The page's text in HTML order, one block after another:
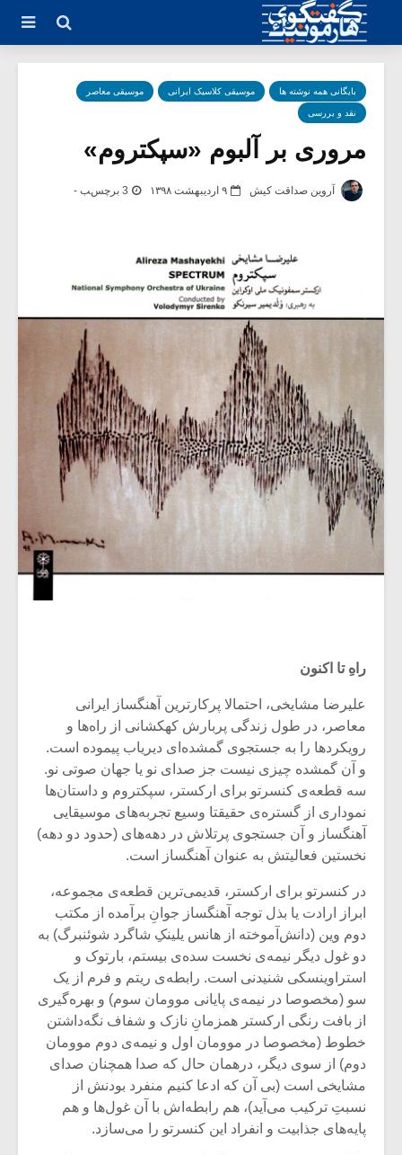
بایگانی همه نوشته ها موسیقی کلاسیک ایرانی موسیقی معاصر
نقد و بررسی
مروری بر آلبوم «سپکتروم»
آروین صداقت کیش ۹ اردیبهشت ۱۳۹۸ 3 برچسب -
راهِ تا اکنون
علیرضا مشایخی، احتمالا پرکارترین آهنگساز ایرانی
معاصر، در طول زندگی پربارش کهکشانی از راه‌ها و
رویکردها را به جستجوی گمشده‌ای دیریاب پیموده است.
و آن گمشده چیزی نیست جز صدای نو یا جهان صوتی نو.
سه قطعه‌ی کنسرتو برای ارکستر، سپکتروم و داستان‌ها
نموداری از گستره‌ی حقیقتا وسیع تجربه‌های موسیقایی
آهنگساز و آن جستجوی پرتلاش در دهه‌های (حدود دو دهه)
نخستین فعالیتش به عنوان آهنگساز است.
در کنسرتو برای ارکستر، قدیمی‌ترین قطعه‌ی مجموعه،
ابراز ارادت یا بذل توجه آهنگساز جوانِ برآمده از مکتب
دوم وین (دانش‌آموخته از هانس یلینکِ شاگرد شوئنبرگ) به
دو غول دیگر نیمه‌ی نخست سده‌ی بیستم، بارتوک و
استراوینسکی شنیدنی است. رابطه‌ی ریتم و فرم از یک
سو (مخصوصا در نیمه‌ی پایانی موومان سوم) و بهره‌گیری
از بافت رنگی ارکستر همزمانِ نازک و شفاف نگه‌داشتن
خطوط (مخصوصا در موومان اول و نیمه‌ی دوم موومان
دوم) از سوی دیگر، درهمان حال که صدا همچنان صدای
مشایخی است (بی آن که ادعا کنیم منفرد بودنش از
نسبتِ ترکیب می‌آید)، هم رابطه‌اش با آن غول‌ها و هم
پایه‌های جذابیت و انفراد این کنسرتو را می‌سازد.
میکلوش روژا